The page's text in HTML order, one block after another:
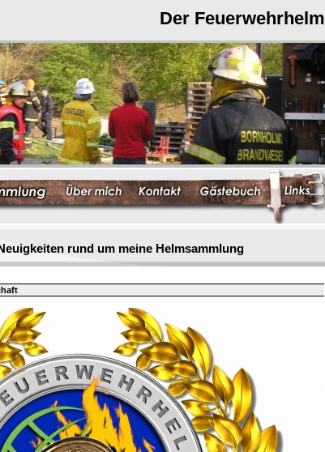
Der Feuerwehrhelm
rund um meine Helmsammlung